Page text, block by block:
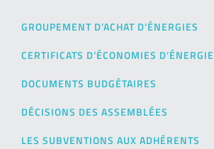
GROUPEMENT D’ACHAT D’ÉNERGIES
CERTIFICATS D’ÉCONOMIES
DOCUMENTS BUDGÉTAIRES
DÉCISIONS DES ASSEMBLÉES
LES SUBVENTIONS AUX ADHÉRENTS